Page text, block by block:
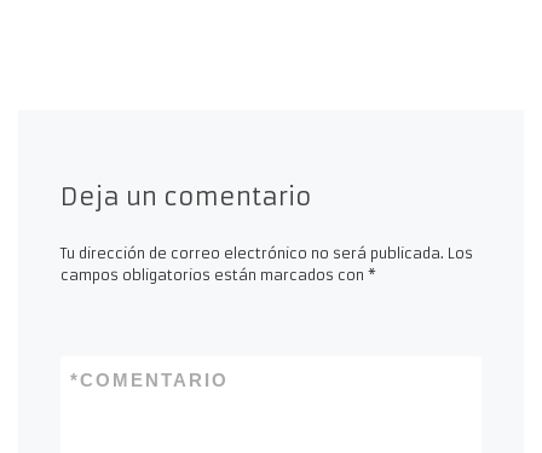
Deja un comentario
Tu dirección de correo electrónico no será publicada. Los
campos obligatorios están marcados con *
COMENTARIO
*